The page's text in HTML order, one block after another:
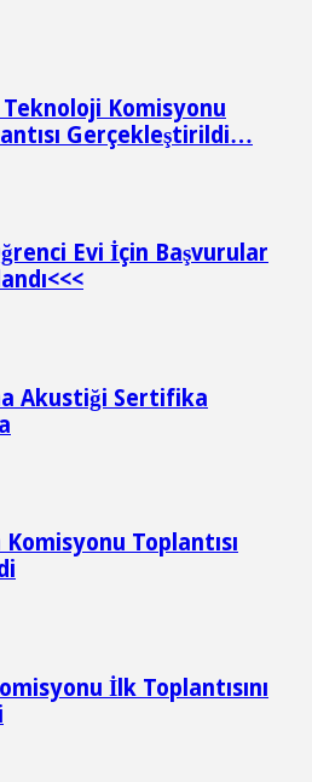
Komisyonu
Gerçekleştirildi…
Evi İçin Başvurular
Akustiği Sertifika
Toplantısı
İlk Toplantısını